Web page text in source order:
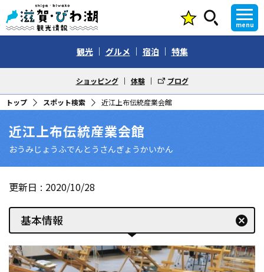
menu
観光 グルメ 宿泊 特集
ショッピング 体験 ブログ
トップ スポット検索 近江上布伝統産業会館
近江上布伝統産業会館
おうみじょうふでんとうさんぎょうかいかん
更新日 2020/10/28
基本情報 cancel